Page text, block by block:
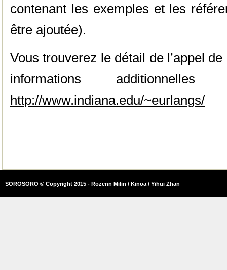
contenant les exemples et les
être ajoutée).
Vous trouverez le détail de l’appel
informations
http://www.indiana.edu/~eurlangs/
SOROSORO © Copyright 2015 - Rozenn Milin / Kinoa / Yihui Zhan